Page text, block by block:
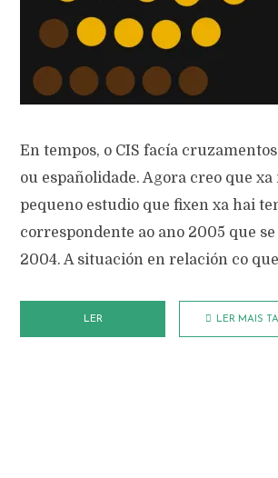
En tempos, o CIS facía
ou españolidade. Agora creo que
pequeno estudio que fixen xa hai
correspondente ao ano 2005 que
2004. A situación en relación co
LER LER MAIS